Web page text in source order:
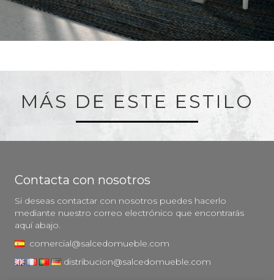
MÁS DE ESTE ESTILO
Contacta con nosotros
Si deseas contactar con nosotros puedes hacerlo
mediante nuestro correo electrónico que encontrarás
aquí abajo.
comercial@salcedomueble.com
distribucion@salcedomueble.com